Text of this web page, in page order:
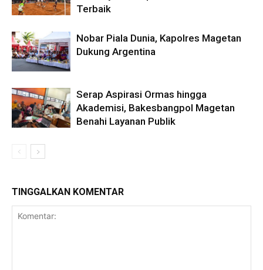
Terbaik
Nobar Piala Dunia, Kapolres Magetan
Dukung Argentina
Serap Aspirasi Ormas hingga
Akademisi, Bakesbangpol Magetan
Benahi Layanan Publik
TINGGALKAN KOMENTAR